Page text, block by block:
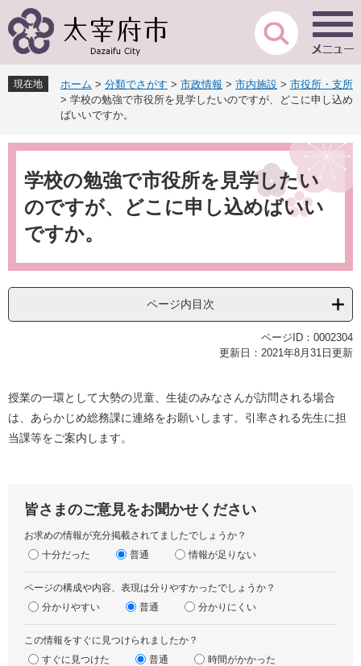
ー
先
頭
。
ニ
を
飛
て
現在地 ホーム > 分類でさがす > 市政情報 > 市内施設 > 市役所・支所
> 学校の勉強で市役所を見学したいのですが、どこに申し込め
ばいいですか。
本
学校の勉強で市役所を見学したい
のですが、どこに申し込めばいい
ですか。
ページ内目次
ページID：0002304
更新日：2021年8月31日更新
授業の一環として大勢の児童、生徒のみなさんが訪問される場合
は、あらかじめ総務課に連絡をお願いします。引率される先生に担
当課等をご案内します。
皆さまのご意見をお聞かせください
お求めの情報が充分掲載されてましたでしょうか？
十分だった
普通 情報が足りない
ページの構成や内容、表現は分りやすかったでしょうか？
分かりやすい
普通 分かりにくい
この情報をすぐに見つけられましたか？
すぐに見つけた
普通 時間がかかった